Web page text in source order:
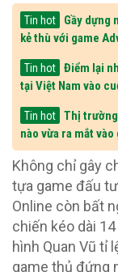
Tin hot
Gầy dựng
kẻ thù với game
Tin hot
Điểm lại
tại Việt Nam vào
Tin hot
Thị
nào vừa ra mắt
Không chỉ gây
tựa game đấu
Online còn bất
chiến kéo dài
hình Quan Vũ tỉ
game thủ đứng